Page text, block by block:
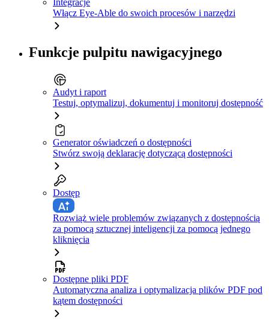
Włącz Eye-Able do swoich procesów i narzędzi
Funkcje pulpitu nawigacyjnego
Audyt i raport
Testuj, optymalizuj, dokumentuj i monitoruj dostępność
Generator oświadczeń o dostępności
Stwórz swoją deklarację dotyczącą dostępności
Dostęp
Rozwiąż wiele problemów związanych z dostępnością
za pomocą sztucznej inteligencji za pomocą jednego
kliknięcia
Dostępne pliki PDF
Automatyczna analiza i optymalizacja plików PDF pod
kątem dostępności